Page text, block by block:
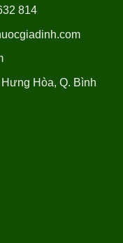
814
Hòa, Q. Bình